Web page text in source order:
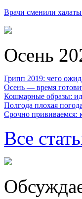
Врачи сменили халаты
Осень
Грипп 2019: чего
Осень — время
Кошмарные образы:
Полгода плохая
Срочно прививаемся:
Все